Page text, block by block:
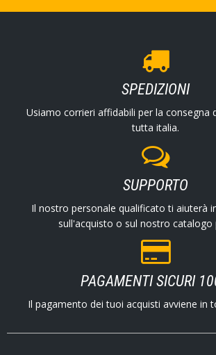
SPEDIZIONI
Usiamo corrieri affidabili per la consegna
tutta italia.
SUPPORTO
Il nostro personale qualificato ti aiuterà
sull'acquisto o sul nostro catalogo
PAGAMENTI SICURI
Il pagamento dei tuoi acquisti avviene in